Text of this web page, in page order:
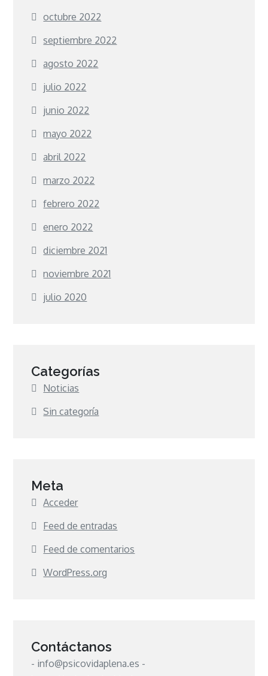
octubre 2022
septiembre 2022
agosto 2022
julio 2022
junio 2022
mayo 2022
abril 2022
marzo 2022
febrero 2022
enero 2022
diciembre 2021
noviembre 2021
julio 2020
Categorías
Noticias
Sin categoría
Meta
Acceder
Feed de entradas
Feed de comentarios
WordPress.org
Contáctanos
- info@psicovidaplena.es -